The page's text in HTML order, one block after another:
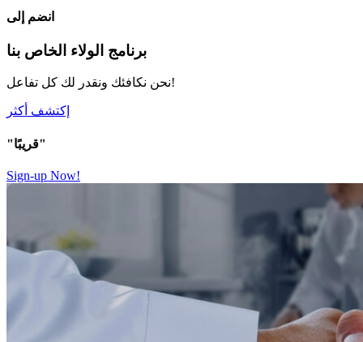
انضم إلى
برنامج الولاء الخاص بنا
نحن نكافئك ونقدر لك كل تفاعل!
إكتشف أكثر
"قريبًا"
Sign-up Now!